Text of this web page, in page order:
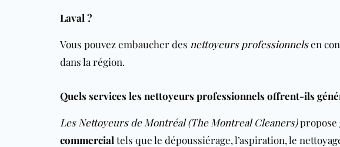
Laval ?
Vous pouvez embaucher des nettoyeurs professionnelsen
dans la région.
Quels services les nettoyeurs professionnels offrent-ils
Les Nettoyeurs de Montréal (The Montreal Cleaners)propose
commercial tels que le dépoussiérage, l’aspiration, le